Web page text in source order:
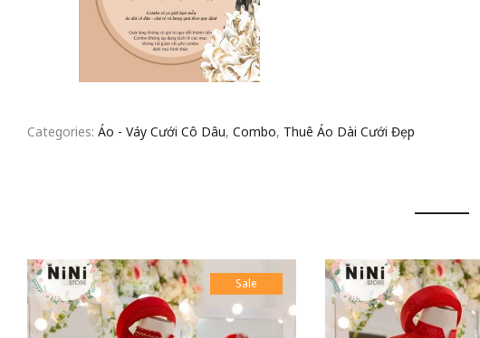
Categories: Áo - Váy Cưới Cô Dâu, Combo, Thuê Áo Dài Cưới Đẹp
Sale